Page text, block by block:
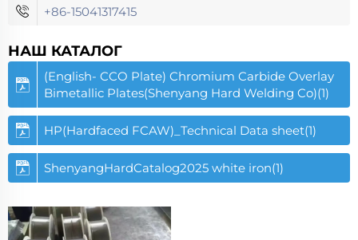
+86-15041317415
НАШ КАТАЛОГ
(English- CCO Plate) Chromium Carbide Overlay
Bimetallic Plates(Shenyang Hard Welding Co)(1)
HP(Hardfaced FCAW)_Technical Data sheet(1)
ShenyangHardCatalog2025 white iron(1)